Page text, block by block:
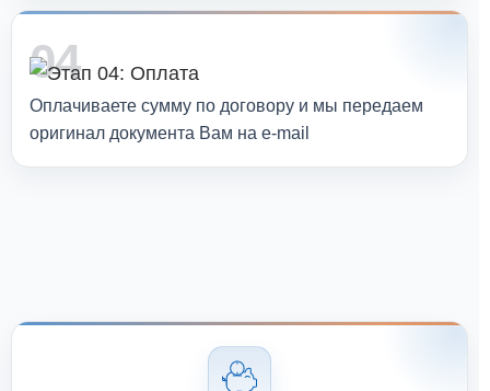
04
Оплачиваете сумму по договору и мы передаем
оригинал документа Вам на e-mail